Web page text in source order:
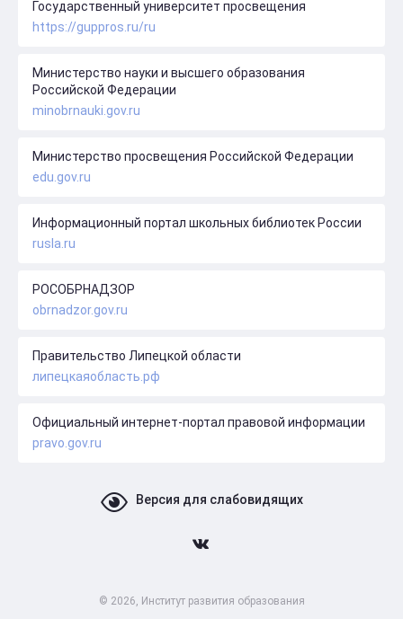
Государственный университет просвещения
https://guppros.ru/ru
Министерство науки и высшего образования
Российской Федерации
minobrnauki.gov.ru
Министерство просвещения Российской Федерации
edu.gov.ru
Информационный портал школьных библиотек России
rusla.ru
РОСОБРНАДЗОР
obrnadzor.gov.ru
Правительство Липецкой области
липецкаяобласть.рф
Официальный интернет-портал правовой информации
pravo.gov.ru
Версия для слабовидящих
© 2026, Институт развития образования